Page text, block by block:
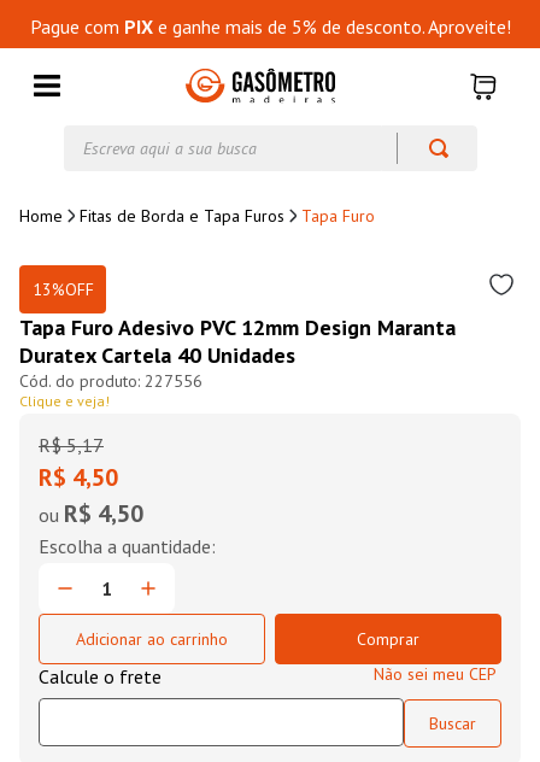
Pague com PIXe ganhe mais de 5% de desconto. Aproveite!
Fitas de Borda e Tapa Furos Tapa Furo
13%OFF
Tapa Furo Adesivo PVC 12mm Design Maranta
Duratex Cartela 40 Unidades
227556
Clique e veja!
R$ 5,17
R$ 4,50
ou R$ 4,50
Adicionar ao carrinho
Comprar
Não sei meu CEP